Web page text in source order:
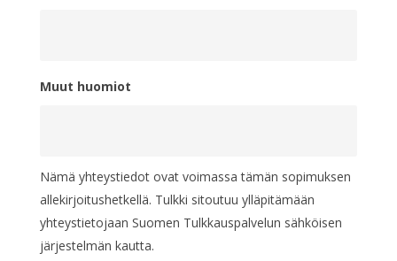
Muut huomiot
Nämä yhteystiedot ovat voimassa tämän sopimuksen
allekirjoitushetkellä. Tulkki sitoutuu ylläpitämään
yhteystietojaan Suomen Tulkkauspalvelun sähköisen
järjestelmän kautta.